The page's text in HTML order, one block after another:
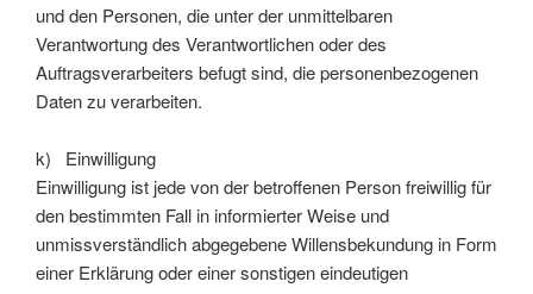
und den Personen, die unter der unmittelbaren
Verantwortung des Verantwortlichen oder des
Auftragsverarbeiters befugt sind, die personenbezogenen
Daten zu verarbeiten.
k) Einwilligung
Einwilligung ist jede von der betroffenen Person freiwillig für
den bestimmten Fall in informierter Weise und
unmissverständlich abgegebene Willensbekundung in Form
einer Erklärung oder einer sonstigen eindeutigen